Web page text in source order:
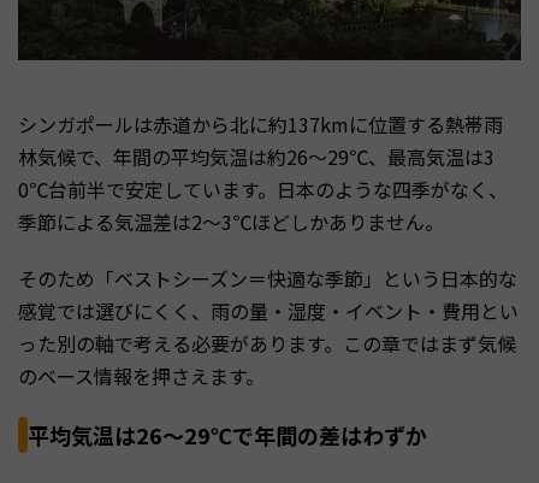
シンガポールは赤道から北に約137kmに位置する熱帯雨
林気候で、年間の平均気温は約26〜29℃、最高気温は3
0℃台前半で安定しています。日本のような四季がなく、
季節による気温差は2〜3℃ほどしかありません。
そのため「ベストシーズン＝快適な季節」という日本的な
感覚では選びにくく、雨の量・湿度・イベント・費用とい
った別の軸で考える必要があります。この章ではまず気候
のベース情報を押さえます。
平均気温は26〜29℃で年間の差はわずか